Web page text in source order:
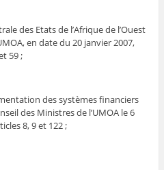
des Etats de l’Afrique de l’Ouest
en date du 20 janvier 2007,
59 ;
des systèmes financiers
des Ministres de l’UMOA le 6
8, 9 et 122 ;